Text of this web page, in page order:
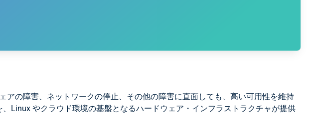
アの障害、ネットワークの停止、その他の障害に直面しても、高い可用性を維持
Linux やクラウド環境の基盤となるハードウェア・インフラストラクチャが提供